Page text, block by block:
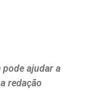
pode ajudar a
redação